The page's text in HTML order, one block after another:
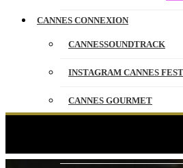
CANNES CONNEXION
CANNESSOUNDTRACK
INSTAGRAM CANNES
CANNES GOURMET